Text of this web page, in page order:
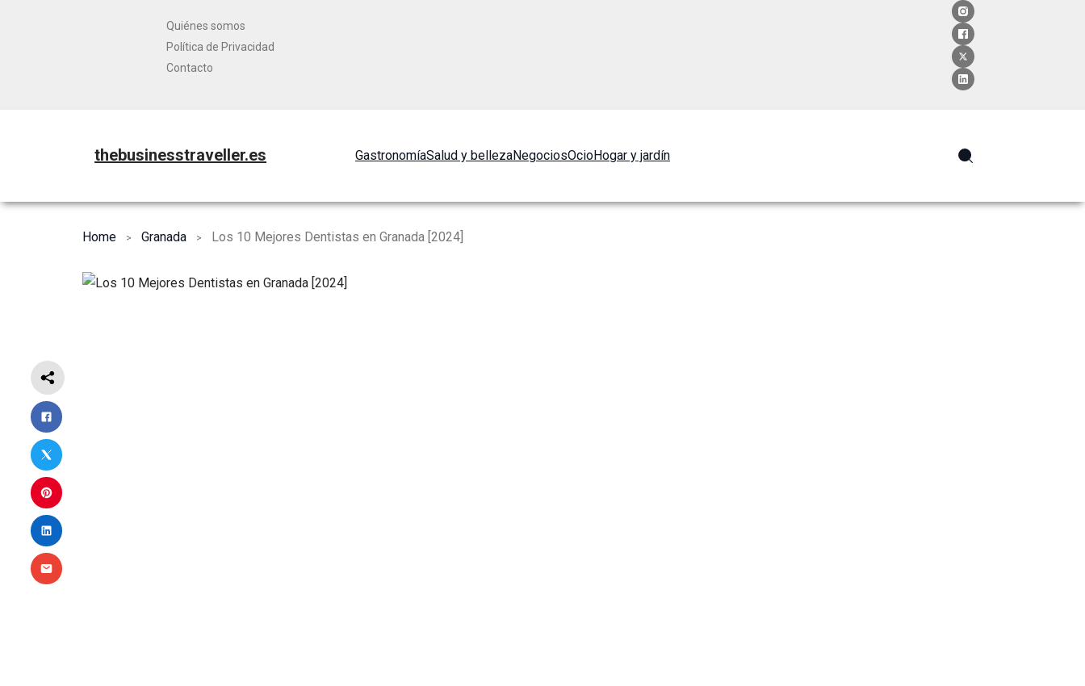
Quiénes somos
Política de Privacidad
Contacto
thebusinesstraveller.es GastronomíaSalud y bellezaNegociosOcioHogar y jardín
Home Granada Los 10 Mejores Dentistas en Granada [2024]